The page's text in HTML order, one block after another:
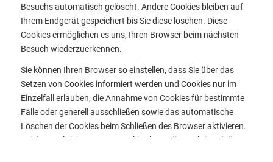
Besuchs automatisch gelöscht. Andere Cookies bleiben auf
Ihrem Endgerät gespeichert bis Sie diese löschen. Diese
Cookies ermöglichen es uns, Ihren Browser beim nächsten
Besuch wiederzuerkennen.
Sie können Ihren Browser so einstellen, dass Sie über das
Setzen von Cookies informiert werden und Cookies nur im
Einzelfall erlauben, die Annahme von Cookies für bestimmte
Fälle oder generell ausschließen sowie das automatische
Löschen der Cookies beim Schließen des Browser aktivieren.
Bei der Deaktivierung von Cookies kann die Funktionalität